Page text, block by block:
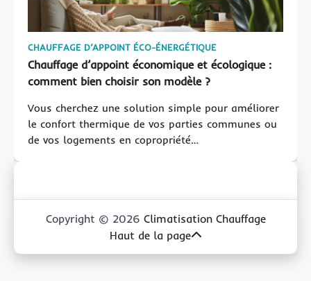
CHAUFFAGE D’APPOINT ÉCO-ÉNERGÉTIQUE
Chauffage d’appoint économique et écologique :
comment bien choisir son modèle ?
Vous cherchez une solution simple pour améliorer
le confort thermique de vos parties communes ou
de vos logements en copropriété…
Copyright © 2026 Climatisation Chauffage
Haut de la page